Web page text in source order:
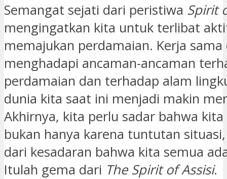
Semangat sejati dari peristiwa Spirit
mengingatkan kita untuk terlibat
memajukan perdamaian. Kerja sama
menghadapi ancaman-ancaman
perdamaian dan terhadap alam
dunia kita saat ini menjadi makin
Akhirnya, kita perlu sadar bahwa
bukan hanya karena tuntutan
dari kesadaran bahwa kita semua
Itulah gema dari The Spirit of Assisi.